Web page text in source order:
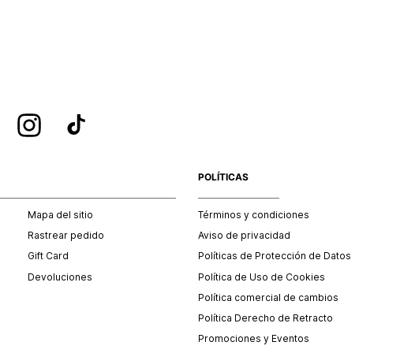
Mapa del sitio
Rastrear pedido
Gift Card
Devoluciones
POLÍTICAS
Términos y condiciones
Aviso de privacidad
Políticas de Protección de Datos
Política de Uso de Cookies
Política comercial de cambios
Política Derecho de Retracto
Promociones y Eventos